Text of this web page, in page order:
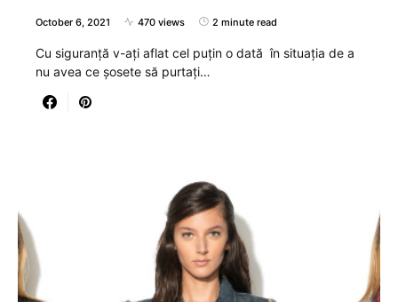
October 6, 2021 470 views 2 minute read
Cu siguranță v-ați aflat cel puțin o dată în situația de a
nu avea ce șosete să purtați…